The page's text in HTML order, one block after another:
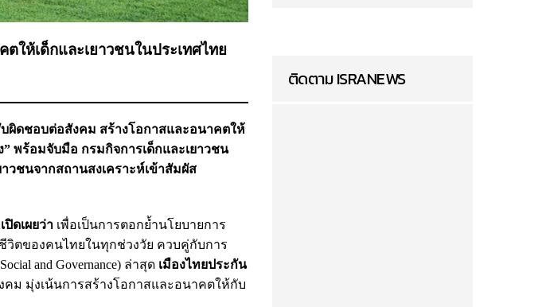
ให้เด็กและเยาวชนในประเทศไทย
ผิดชอบต่อสังคม สร้างโอกาสและอนาคตให้
” พร้อมจับมือ กรมกิจการเด็กและเยาวชน
ชนจากสถานสงเคราะห์เข้าสัมผัส
ดเผยว่า เพื่อเป็นการตอกย้ำนโยบายการ
ตของคนไทยในทุกช่วงวัย ควบคู่กับการ
and Governance) ล่าสุด เมืองไทยประกัน
ม มุ่งเน้นการสร้างโอกาสและอนาคตให้กับ
ติดตาม ISRANEWS